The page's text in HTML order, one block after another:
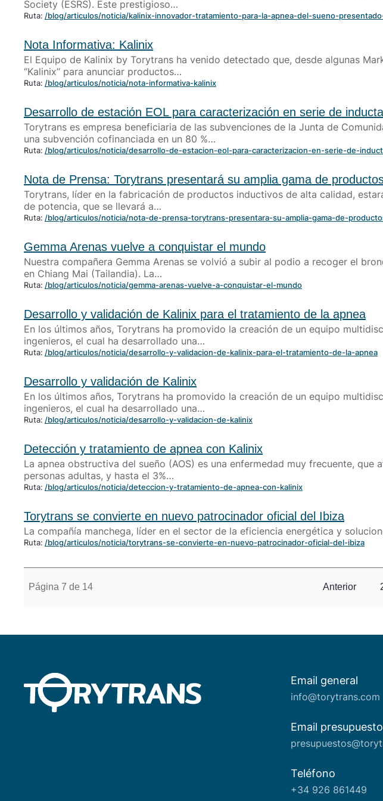
Soluciones VDF lado motor
Society (ESRS). Este prestigioso…
Ruta: /blog/articulos/noticia/kalinix-innovador-tratamiento-para-la-apnea-del-sueno-
Nota Informativa: Kalinix
El Equipo de Kalinix by Torytrans ha venido detectado que, desde algunas
‘’Kalinix’’ para anunciar productos…
Ruta: /blog/articulos/noticia/nota-informativa-kalinix
Desarrollo de estación EOL para caracterización en serie de
Torytrans es empresa beneficiaria de las subvenciones de la Junta de
una subvención cofinanciada en un 80 %…
Ruta: /blog/articulos/noticia/desarrollo-de-estacion-eol-para-caracterizacion-en-serie-de-
Nota de Prensa: Torytrans presentará su amplia gama de
Torytrans, líder en la fabricación de productos inductivos de alta calidad,
de potencia, que se llevará a…
Ruta: /blog/articulos/noticia/nota-de-prensa-torytrans-presentara-su-amplia-gama-de-
Gemma Arenas vuelve a conquistar el mundo
Nuestra compañera Gemma Arenas se volvió a subir al podio a recoger el
en Chiang Mai (Tailandia). La…
Ruta: /blog/articulos/noticia/gemma-arenas-vuelve-a-conquistar-el-mundo
Desarrollo y validación de Kalinix para el tratamiento de la apnea
En los últimos años, Torytrans ha promovido la creación de un equipo
ingenieros, el cual ha desarrollado una…
Ruta: /blog/articulos/noticia/desarrollo-y-validacion-de-kalinix-para-el-tratamiento-de-la-apnea
Desarrollo y validación de Kalinix
En los últimos años, Torytrans ha promovido la creación de un equipo
ingenieros, el cual ha desarrollado una…
Ruta: /blog/articulos/noticia/desarrollo-y-validacion-de-kalinix
Detección y tratamiento de apnea con Kalinix
La apnea obstructiva del sueño (AOS) es una enfermedad muy frecuente,
personas adultas, y hasta el 3%…
Ruta: /blog/articulos/noticia/deteccion-y-tratamiento-de-apnea-con-kalinix
Torytrans se convierte en nuevo patrocinador oficial del Ibiza
La compañía manchega, líder en el sector de la eficiencia energética y
Ruta: /blog/articulos/noticia/torytrans-se-convierte-en-nuevo-patrocinador-oficial-del-ibiza
Página 7 de 14 Anterior
Acerca de nosotros
Email general
info@torytrans.com
Email
Teléfono
+34 926 861449